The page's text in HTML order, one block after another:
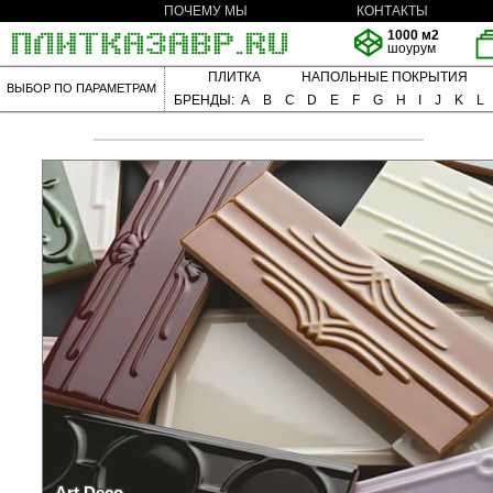
ПОЧЕМУ МЫ
КОНТАКТЫ
1000 м2
шоурум
ВЫБОР ПО ПАРАМЕТРАМ
ПЛИТКА
НАПОЛЬНЫЕ ПОКРЫТИЯ
БРЕНДЫ: A B C D E F G H J K L